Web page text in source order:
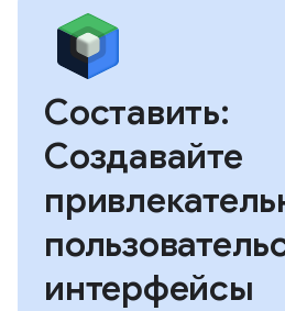
Составить:
Создавайте
интерфейсы